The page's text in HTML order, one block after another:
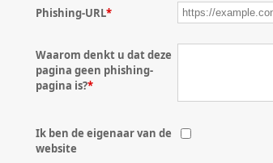
Phishing-URL*
Waarom denkt u dat deze
pagina geen phishing-
pagina is?*
Ik ben de eigenaar van de
website